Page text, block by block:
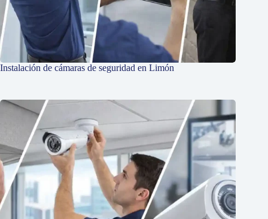
Instalación de cámaras de seguridad en Limón